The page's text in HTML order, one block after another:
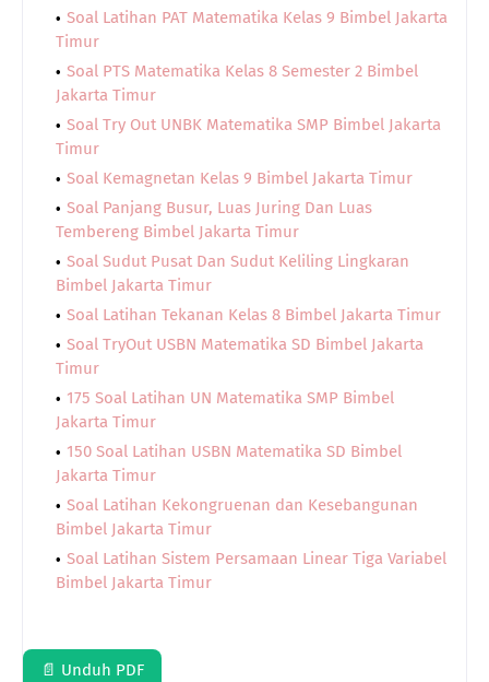
Soal Latihan PAT Matematika Kelas 9 Bimbel Jakarta
Timur
Soal PTS Matematika Kelas 8 Semester 2 Bimbel
Jakarta Timur
Soal Try Out UNBK Matematika SMP Bimbel Jakarta
Timur
Soal Kemagnetan Kelas 9 Bimbel Jakarta Timur
Soal Panjang Busur, Luas Juring Dan Luas
Tembereng Bimbel Jakarta Timur
Soal Sudut Pusat Dan Sudut Keliling Lingkaran
Bimbel Jakarta Timur
Soal Latihan Tekanan Kelas 8 Bimbel Jakarta Timur
Soal TryOut USBN Matematika SD Bimbel Jakarta
Timur
175 Soal Latihan UN Matematika SMP Bimbel
Jakarta Timur
150 Soal Latihan USBN Matematika SD Bimbel
Jakarta Timur
Soal Latihan Kekongruenan dan Kesebangunan
Bimbel Jakarta Timur
Soal Latihan Sistem Persamaan Linear Tiga Variabel
Bimbel Jakarta Timur
📄 Unduh PDF